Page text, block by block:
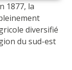
1877, la
diversifié
du sud-est